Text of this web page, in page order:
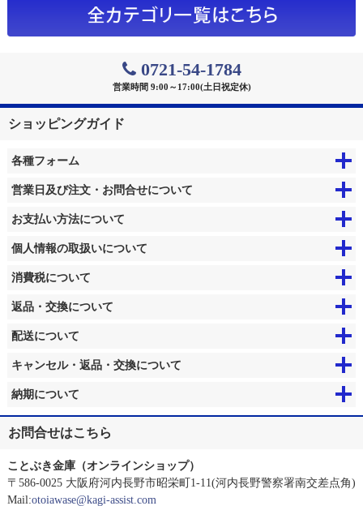
0721-54-1784
営業時間 9:00～17:00(土日祝定休)
ショッピングガイド
各種フォーム
営業日及び注文・お問合せについて
お支払い方法について
個人情報の取扱いについて
消費税について
返品・交換について
配送について
キャンセル・返品・交換について
納期について
お問合せはこちら
ことぶき金庫（オンラインショップ）
〒586-0025 大阪府河内長野市昭栄町1-11(河内長野警察署南交差点角)
Mail:otoiawase@kagi-assist.com